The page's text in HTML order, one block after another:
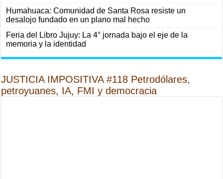
Humahuaca: Comunidad de Santa Rosa resiste un
desalojo fundado en un plano mal hecho
Feria del Libro Jujuy: La 4° jornada bajo el eje de la
memoria y la identidad
JUSTICIA IMPOSITIVA #118 Petrodólares,
petroyuanes, IA, FMI y democracia